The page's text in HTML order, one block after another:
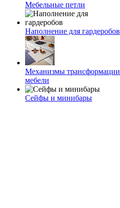
Мебельные петли
Наполнение для гардеробов
Механизмы трансформации
мебели
Сейфы и минибары